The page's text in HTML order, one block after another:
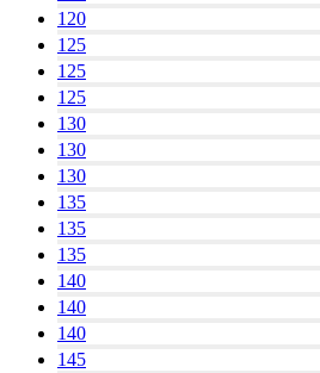
120
125
125
125
130
130
130
135
135
135
140
140
140
145